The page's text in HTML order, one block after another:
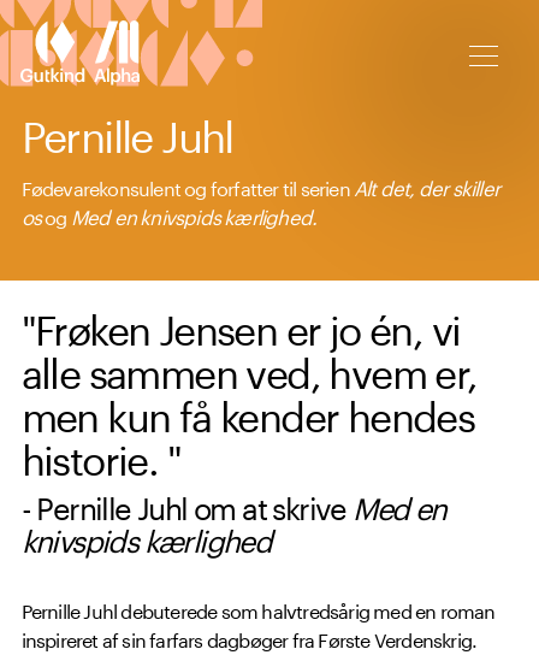
Spring til hovedindhold
Pernille Juhl
Fødevarekonsulent og forfatter til serienAlt det, der skiller
osog Med en knivspids kærlighed.
"Frøken Jensen er jo én, vi
alle sammen ved, hvem er,
men kun få kender hendes
historie. "
- Pernille Juhl om at skrive Med en
knivspids kærlighed
Pernille Juhl debuterede som halvtredsårig med en roman
inspireret af sin farfars dagbøger fra Første Verdenskrig.